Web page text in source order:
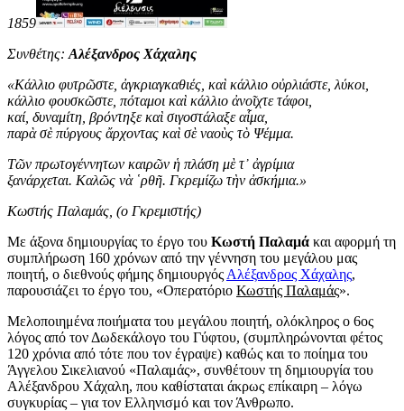
1859
Συνθέτης: Αλέξανδρος Χάχαλης
«Κάλλιο φυτρῶστε, ἀγκριαγκαθιές, καὶ κάλλιο οὐρλιάστε, λύκοι,
κάλλιο φουσκῶστε, πόταμοι καὶ κάλλιο ἀνοῖχτε τάφοι,
καί, δυναμίτη, βρόντηξε καὶ σιγοστάλαξε αἷμα,
παρὰ σὲ πύργους ἄρχοντας καὶ σὲ ναοὺς τὸ Ψέμμα.
Τῶν πρωτογέννητων καιρῶν ἡ πλάση μὲ τ᾿ ἀγρίμια
ξανάρχεται. Καλῶς νὰ ῾ρθῆ. Γκρεμίζω τὴν ἀσκήμια.»
Κωστής Παλαμάς, (ο Γκρεμιστής)
Με άξονα δημιουργίας το έργο του Κωστή Παλαμά και αφορμή τη
συμπλήρωση 160 χρόνων από την γέννηση του μεγάλου μας
ποιητή, ο διεθνούς φήμης δημιουργός Αλέξανδρος Χάχαλης,
παρουσιάζει το έργο του, «Οπερατόριο Κωστής Παλαμάς».
Μελοποιημένα ποιήματα του μεγάλου ποιητή, ολόκληρος ο 6ος
λόγος από τον Δωδεκάλογο του Γύφτου, (συμπληρώνονται φέτος
120 χρόνια από τότε που τον έγραψε) καθώς και το ποίημα του
Άγγελου Σικελιανού «Παλαμάς», συνθέτουν τη δημιουργία του
Αλέξανδρου Χάχαλη, που καθίσταται άκρως επίκαιρη – λόγω
συγκυρίας – για τον Ελληνισμό και τον Άνθρωπο.